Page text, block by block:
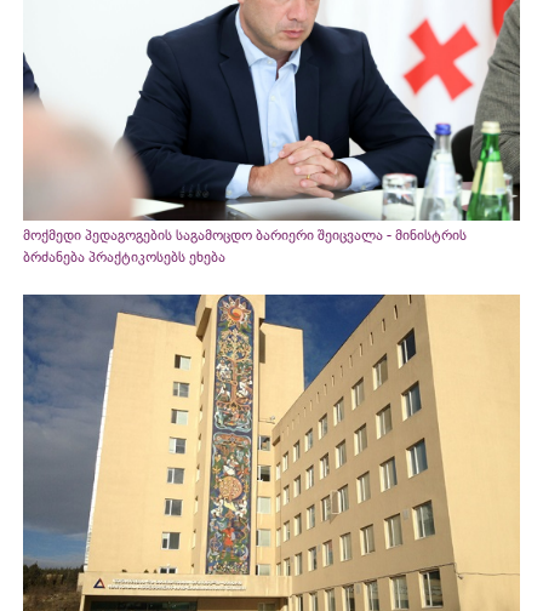
მოქმედი პედაგოგების საგამოცდო ბარიერი შეიცვალა - მინისტრის
ბრძანება პრაქტიკოსებს ეხება